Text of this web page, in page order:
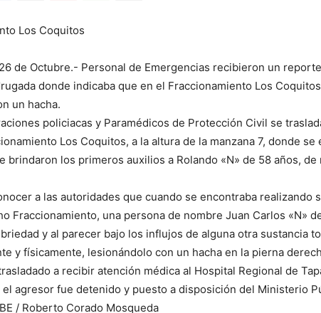
Los Coquitos
de Octubre.- Personal de Emergencias recibieron un
donde indicaba que en el Fraccionamiento Los
un hacha.
policiacas y Paramédicos de Protección Civil se
Los Coquitos, a la altura de la manzana 7, donde se
brindaron los primeros auxilios a Rolando «N» de 58 años, de
a las autoridades que cuando se encontraba realizando
Fraccionamiento, una persona de nombre Juan Carlos «N»
y al parecer bajo los influjos de alguna otra sustancia
y físicamente, lesionándolo con un hacha en la pierna
a recibir atención médica al Hospital Regional de
el agresor fue detenido y puesto a disposición del Ministerio
/ Roberto Corado Mosqueda